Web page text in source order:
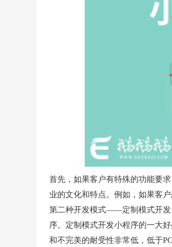
首先，如果客户有特殊的功能要
业的文化和特点。例如，如果客
第二种开发模式——定制模式开发
序。定制模式开发小程序的一大
和不完美的耐受性非常低，低于PC